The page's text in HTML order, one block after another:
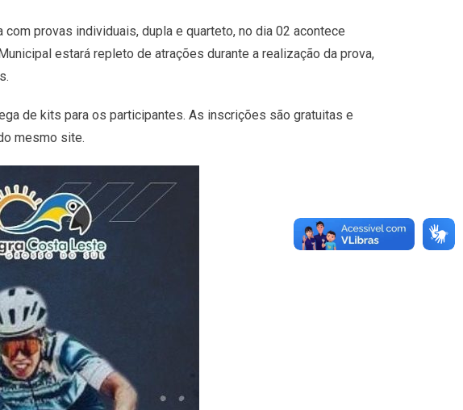
com provas individuais, dupla e quarteto, no dia 02 acontece
estará repleto de atrações durante a realização da prova,
de kits para os participantes. As inscrições são gratuitas e
mesmo site.